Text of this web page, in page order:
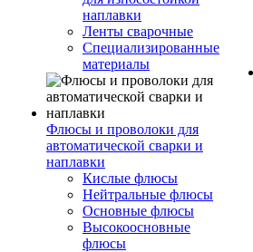
наплавки
Ленты сварочные
Специализированные
материалы
Флюсы и проволоки для
автоматической сварки и
наплавки
Кислые флюсы
Нейтральные флюсы
Основные флюсы
Высокоосновные
флюсы